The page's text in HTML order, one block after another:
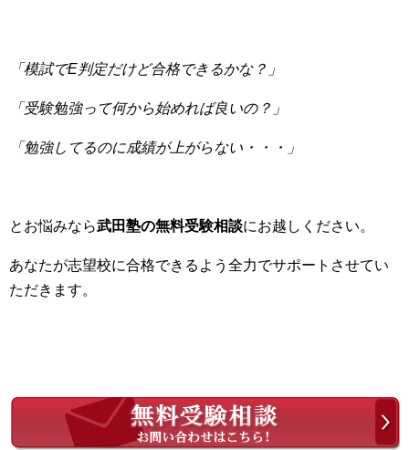
「模試でE判定だけど合格できるかな？」
「受験勉強って何から始めれば良いの？」
「勉強してるのに成績が上がらない・・・」
とお悩みなら武田塾の無料受験相談にお越しください。
あなたが志望校に合格できるよう全力でサポートさせてい
ただきます。